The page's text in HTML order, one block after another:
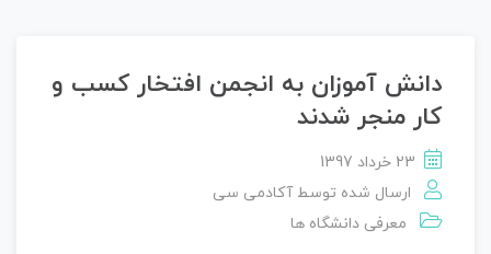
دانش آموزان به انجمن افتخار کسب و
کار منجر شدند
23 خرداد 1397
ارسال شده توسط آکادمی سی
معرفی دانشگاه ها